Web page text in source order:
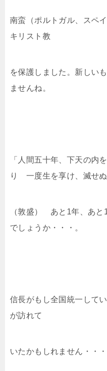
南蛮（ポルトガル、スペ
キリスト教
を保護しました。新しい
ませんね。
「人間五十年、下天の内
り 一度生を享け、滅せぬ
（敦盛） あと1年、あと
でしょうか・・・。
信長がもし全国統一して
が訪れて
いたかもしれません・・・